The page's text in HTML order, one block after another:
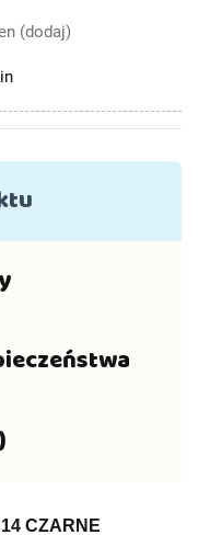
(dodaj)
CZARNE